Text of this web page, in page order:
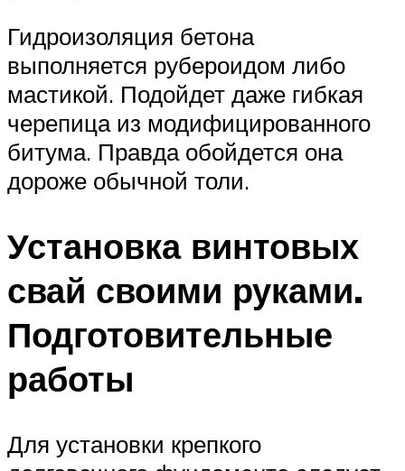
Гидроизоляция бетона
выполняется рубероидом либо
мастикой. Подойдет даже гибкая
черепица из модифицированного
битума. Правда обойдется она
дороже обычной толи.
Установка винтовых
свай своими руками.
Подготовительные
работы
Для установки крепкого